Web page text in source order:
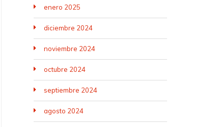
enero 2025
diciembre 2024
noviembre 2024
octubre 2024
septiembre 2024
agosto 2024